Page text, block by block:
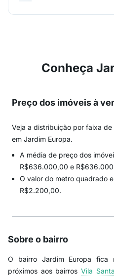
Conheça
Preço dos imóveis à
Veja a distribuição por faixa
em Jardim Europa.
A média de preço dos
R$636.000,00 e
O valor do metro quadrado
R$2.200,00.
Sobre o bairro
O bairro Jardim Europa
próximos aos bairros Vila